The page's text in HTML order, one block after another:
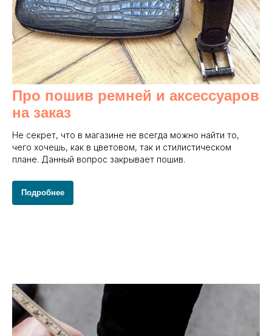
Про пошив ремней и аксессуаров
на заказ
Не секрет, что в магазине не всегда можно найти то,
чего хочешь, как в цветовом, так и стилистическом
плане. Данный вопрос закрывает пошив.
Подробнее